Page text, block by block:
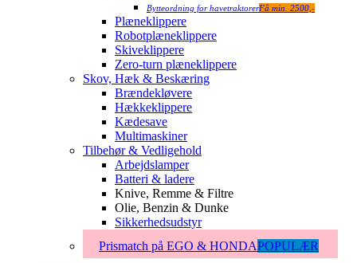
Bytteordning for havetraktorerFå min. 2500,-
Plæneklippere
Robotplæneklippere
Skiveklippere
Zero-turn plæneklippere
Skov, Hæk & Beskæring
Brændekløvere
Hækkeklippere
Kædesave
Multimaskiner
Tilbehør & Vedligehold
Arbejdslamper
Batteri & ladere
Knive, Remme & Filtre
Olie, Benzin & Dunke
Sikkerhedsudstyr
Prismatch på EGO & HONDAPOPULÆR